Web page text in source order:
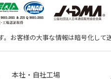
。お客様の大事な情報は暗号化して
本社・自社工場